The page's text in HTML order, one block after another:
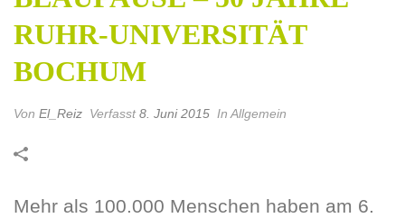
RUHR-UNIVERSITÄT
BOCHUM
Von El_Reiz Verfasst8. Juni 2015 In Allgemein
Mehr als 100.000 Menschen haben am 6.